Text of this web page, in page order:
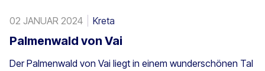
02 JANUAR 2024 Kreta
Palmenwald von Vai
Der Palmenwald von Vai liegt in einem wunderschönen Tal